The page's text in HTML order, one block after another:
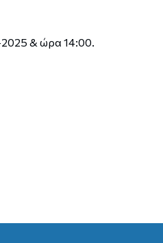
& ώρα 14:00.